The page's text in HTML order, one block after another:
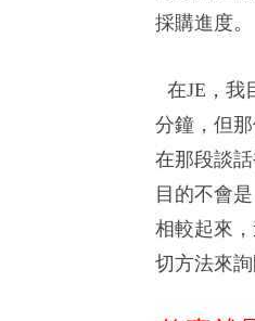
採購進度。
在JE，我
分鐘，但
在那段談
目的不會
相較起來
切方法來詢